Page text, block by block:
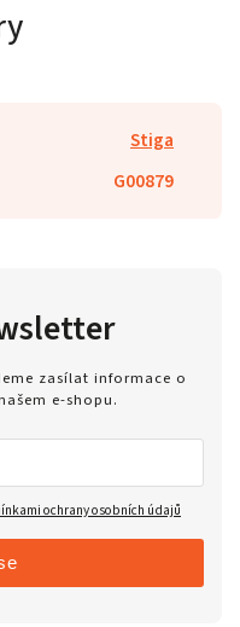
Stiga
G00879
zasílat informace o
e-shopu.
ochrany osobních údajů